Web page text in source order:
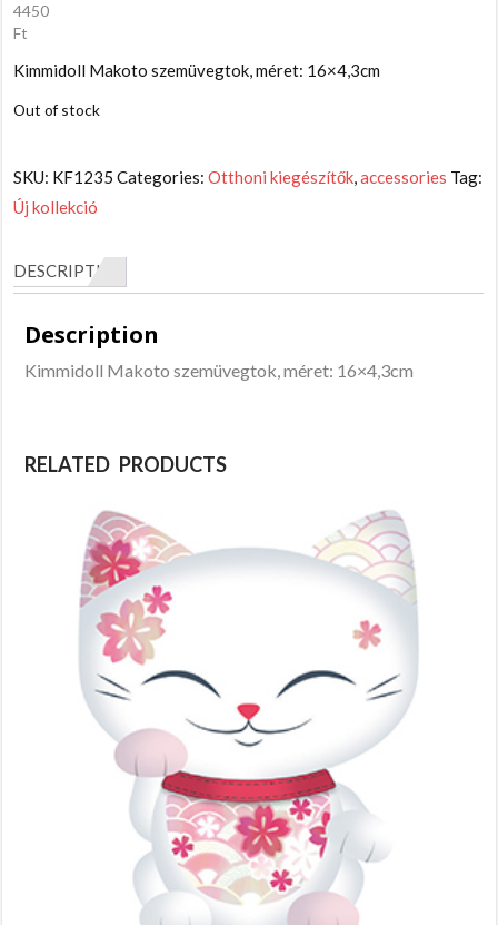
4450
Ft
Kimmidoll Makoto szemüvegtok, méret: 16×4,3cm
Out of stock
SKU: KF1235 Categories:Otthoni kiegészítők,accessories Tag:
Új kollekció
DESCRIPTION
Description
Kimmidoll Makoto szemüvegtok, méret: 16×4,3cm
RELATED PRODUCTS